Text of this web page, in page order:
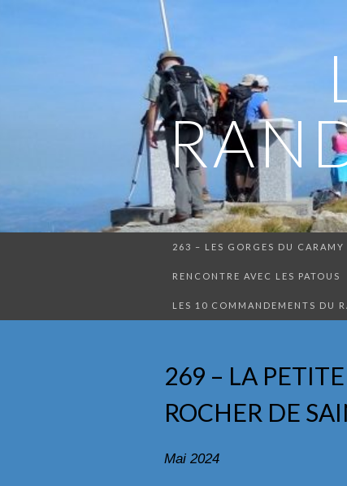
263 – LES GORGES DU
RENCONTRE AVEC LES PATOUS
LES 10 COMMANDEMENTS DU
269 – LA
ROCHER DE
Mai 2024